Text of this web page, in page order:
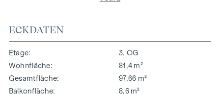
ECKDATEN
Etage
3. OG
Wohnfläche
81,4 m²
Gesamtfläche
97,66 m²
Balkonfläche
8,6 m²